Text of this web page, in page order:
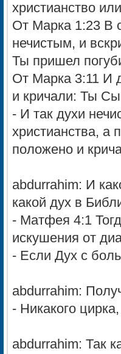
христианство
От Марка 1:23 В
нечистым, и
Ты пришел
От Марка 3:11 И
и кричали: Ты
- И так духи
христианства, а
положено и
abdurrahim: И
какой дух в
- Матфея 4:1
искушения от
- Если Дух с
abdurrahim:
- Никакого
abdurrahim: Так